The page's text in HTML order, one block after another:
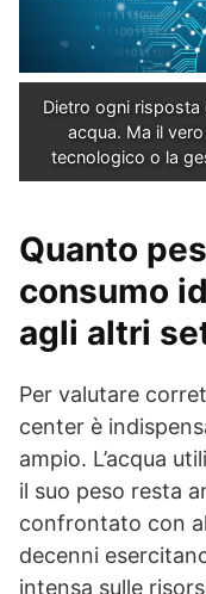
Dietro ogni risposta
acqua. Ma il
tecnologico o la
Quanto
consumo
agli altri
Per valutare
center è
ampio. L’acqua
il suo peso resta
confrontato con
decenni
intensa sulle